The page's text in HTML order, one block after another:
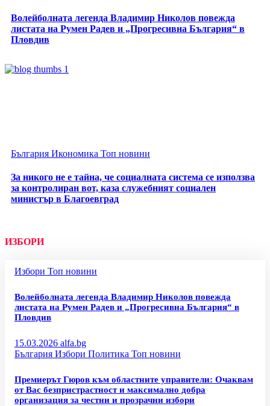
Волейболната легенда Владимир Николов повежда
листата на Румен Радев и „Прогресивна България“ в
Пловдив
България Икономика Топ новини
За никого не е тайна, че социалната система се използва
за контролиран вот, каза служебният социален
министър в Благоевград
ИЗБОРИ
Избори Топ новини
Волейболната легенда Владимир Николов повежда
листата на Румен Радев и „Прогресивна България“ в
Пловдив
15.03.2026 alfa.bg
България Избори Политика Топ новини
Премиерът Гюров към областните управители: Очаквам
от Вас безпристрастност и максимално добра
организация за честни и прозрачни избори